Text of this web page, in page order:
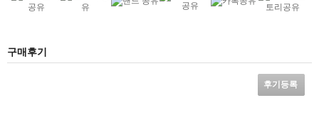
구매후기
후기등록